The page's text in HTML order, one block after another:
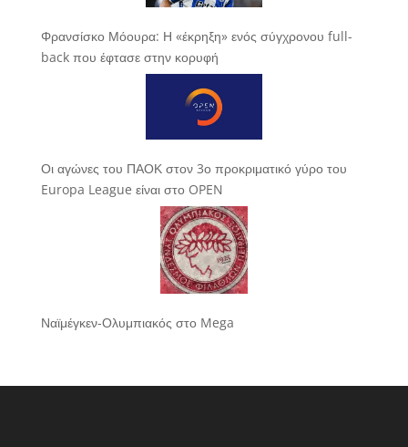
Φρανσίσκο Μόουρα: Η «έκρηξη» ενός σύγχρονου full-
back που έφτασε στην κορυφή
Οι αγώνες του ΠΑΟΚ στον 3ο προκριματικό γύρο του
Europa League είναι στο OPEN
Ναϊμέγκεν-Ολυμπιακός στο Mega